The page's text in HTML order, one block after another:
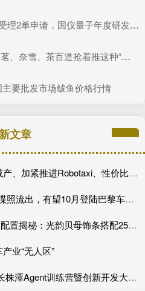
申请，国仪量子年度研发投入占比下滑
雪、茶百道抢着推这种“浓”新品
要批发市场鲅鱼价格行情
文章
东兴证券 Lucid重整运营：减产、加紧推进Robotaxi、性价比车型继续跳票
忠程配资 全新奥迪 S6 无伪谍照流出，有望10月登陆巴黎车展完成首秀!
恩卓中盈 比亚迪海狮08内饰配置揭秘：光韵贝母饰条搭配25扬帝瓦雷音响登场
业“无人区”
巨龙配资 175支团队集结！长株潭Agent训练营暨创新开发大赛第一期训练营开讲